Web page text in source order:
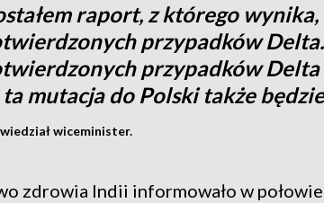
raport, z którego
przypadków
przypadków Delta
ta mutacja do Polski także
wiceminister.
zdrowia Indii informowało w